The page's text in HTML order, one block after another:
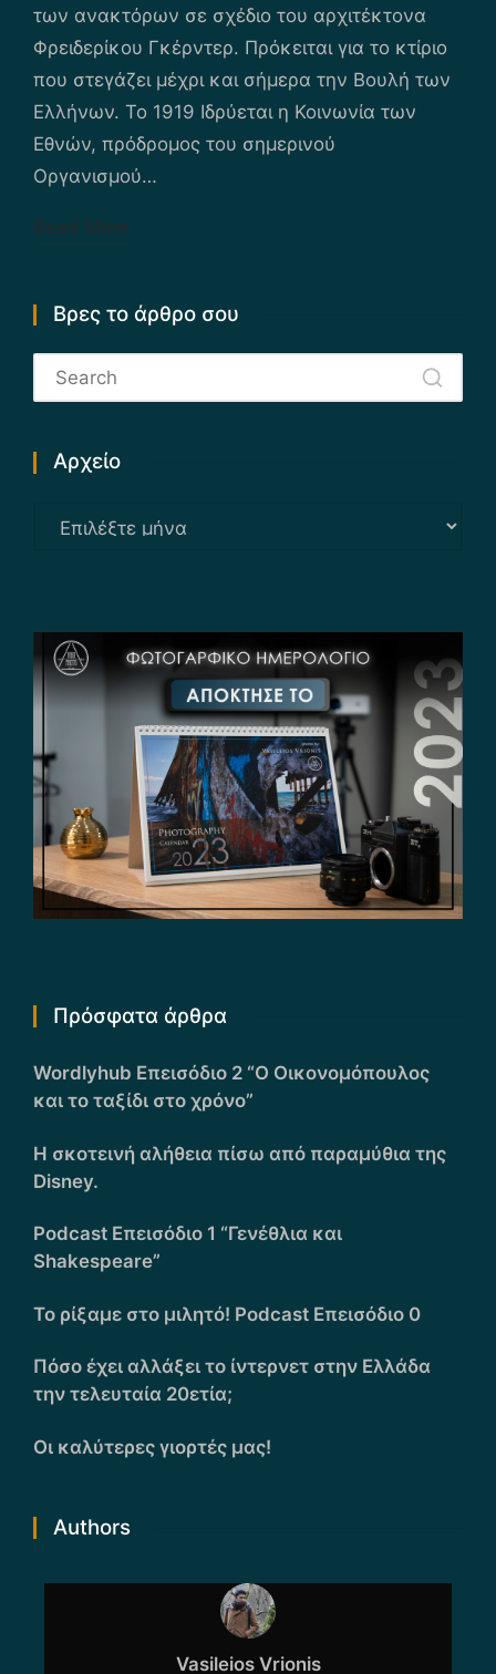
των ανακτόρων σε σχέδιο του αρχιτέκτονα
Φρειδερίκου Γκέρντερ. Πρόκειται για το κτίριο
που στεγάζει μέχρι και σήμερα την Βουλή των
Ελλήνων. Το 1919 Ιδρύεται η Κοινωνία των
Εθνών, πρόδρομος του σημερινού
Οργανισμού…
Read More
Βρες το άρθρο σου
Αρχείο
Αρχείο
Πρόσφατα άρθρα
Wordlyhub Επεισόδιο 2 “Ο Οικονομόπουλος
και το ταξίδι στο χρόνο”
Η σκοτεινή αλήθεια πίσω από παραμύθια της
Disney.
Podcast Επεισόδιο 1 “Γενέθλια και
Shakespeare”
Το ρίξαμε στο μιλητό! Podcast Επεισόδιο 0
Πόσο έχει αλλάξει το ίντερνετ στην Ελλάδα
την τελευταία 20ετία;
Οι καλύτερες γιορτές μας!
Authors
Vasileios Vrionis